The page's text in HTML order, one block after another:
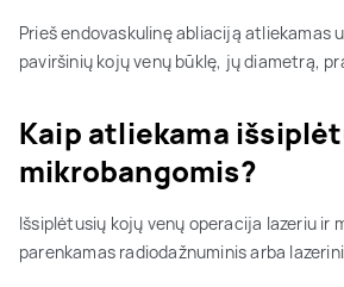
Prieš endovaskulinę abliaciją
paviršinių kojų venų būklę, jų diametrą,
Kaip atliekama
mikrobangomis?
Išsiplėtusių kojų venų operacija lazeriu ir
parenkamas radiodažnuminis arba